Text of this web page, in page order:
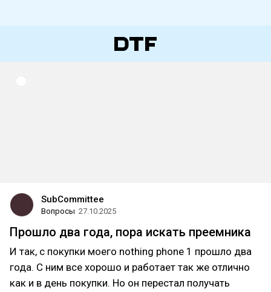
SubCommittee
Вопросы 27.10.2025
Прошло два года, пора искать преемника
И так, с покупки моего nothing phone 1 прошло два
года. С ним все хорошо и работает так же отлично
как и в день покупки. Но он перестал получать